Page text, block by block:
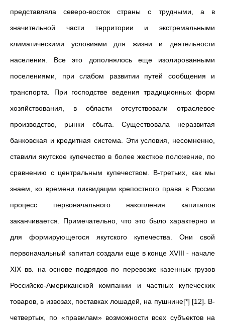
представляла северо-восток страны с трудными, а в
значительной части территории и экстремальными
климатическими условиями для жизни и деятельности
населения. Все это дополнялось еще изолированными
поселениями, при слабом развитии путей сообщения и
транспорта. При господстве ведения традиционных форм
хозяйствования, в области отсутствовали отраслевое
производство, рынки сбыта. Существовала неразвитая
банковская и кредитная система. Эти условия, несомненно,
ставили якутское купечество в более жесткое положение, по
сравнению с центральным купечеством. В-третьих, как мы
знаем, ко времени ликвидации крепостного права в России
процесс первоначального накопления капиталов
заканчивается. Примечательно, что это было характерно и
для формирующегося якутского купечества. Они свой
первоначальный капитал создали еще в конце ХVIII - начале
ХIХ вв. на основе подрядов по перевозке казенных грузов
Российско-Американской компании и частных купеческих
товаров, в извозах, поставках лошадей, на пушнине[*] [12]. В-
четвертых, по «правилам» возможности всех субъектов на